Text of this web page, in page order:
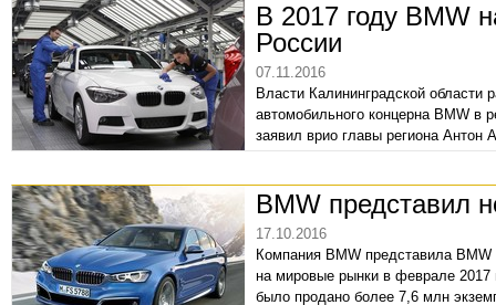
В 2017 году BMW
России
07.11.2016
Власти Калининградской области
автомобильного концерна BMW в
заявил врио главы региона Антон
BMW представил
17.10.2016
Компания BMW представила
на мировые рынки в феврале 2017
было продано более 7,6 млн